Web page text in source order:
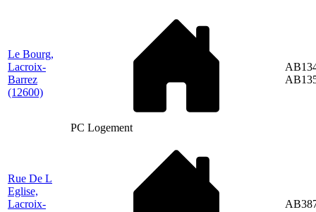
Le Bourg,
Lacroix-
Barrez
(12600)
PC Logement
Rue De L
Eglise,
Lacroix-